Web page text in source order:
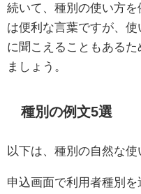
続いて、種別の使い方
は便利な言葉ですが、
に聞こえることもある
ましょう。
種別の例文5選
以下は、種別の自然な使
申込画面で利用者種別